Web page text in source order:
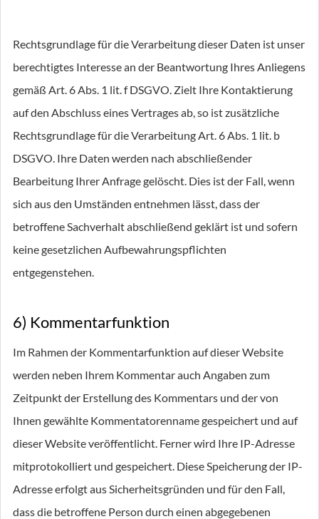
Rechtsgrundlage für die Verarbeitung dieser Daten ist unser
berechtigtes Interesse an der Beantwortung Ihres Anliegens
gemäß Art. 6 Abs. 1 lit. f DSGVO. Zielt Ihre Kontaktierung
auf den Abschluss eines Vertrages ab, so ist zusätzliche
Rechtsgrundlage für die Verarbeitung Art. 6 Abs. 1 lit. b
DSGVO. Ihre Daten werden nach abschließender
Bearbeitung Ihrer Anfrage gelöscht. Dies ist der Fall, wenn
sich aus den Umständen entnehmen lässt, dass der
betroffene Sachverhalt abschließend geklärt ist und sofern
keine gesetzlichen Aufbewahrungspflichten
entgegenstehen.
6) Kommentarfunktion
Im Rahmen der Kommentarfunktion auf dieser Website
werden neben Ihrem Kommentar auch Angaben zum
Zeitpunkt der Erstellung des Kommentars und der von
Ihnen gewählte Kommentatorenname gespeichert und auf
dieser Website veröffentlicht. Ferner wird Ihre IP-Adresse
mitprotokolliert und gespeichert. Diese Speicherung der IP-
Adresse erfolgt aus Sicherheitsgründen und für den Fall,
dass die betroffene Person durch einen abgegebenen